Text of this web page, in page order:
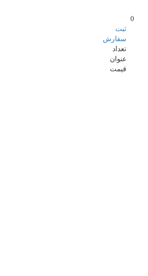
0
ثبت
سفارش
تعداد
عنوان
قیمت